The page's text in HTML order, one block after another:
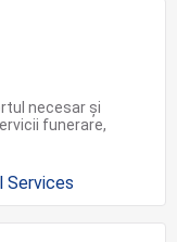
necesar și
funerare,